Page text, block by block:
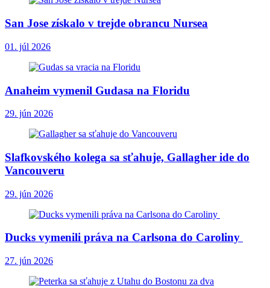
San Jose získalo v trejde obrancu Nursea
01. júl 2026
Anaheim vymenil Gudasa na Floridu
29. jún 2026
Slafkovského kolega sa sťahuje, Gallagher ide do
Vancouveru
29. jún 2026
Ducks vymenili práva na Carlsona do Caroliny
27. jún 2026